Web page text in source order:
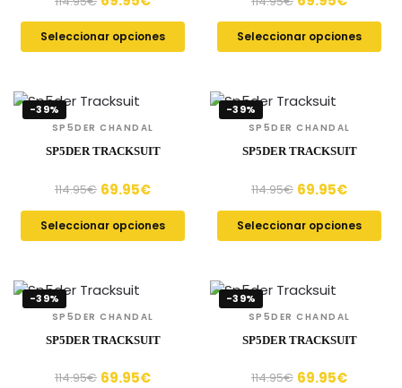
Seleccionar opciones Seleccionar opciones
-39%
SP5DER CHANDAL
SP5DER TRACKSUIT
114.95€ 69.95€
Seleccionar opciones
-39%
SP5DER CHANDAL
SP5DER TRACKSUIT
114.95€ 69.95€
Seleccionar opciones
-39%
SP5DER CHANDAL
SP5DER TRACKSUIT
114.95€ 69.95€
-39%
SP5DER CHANDAL
SP5DER TRACKSUIT
114.95€ 69.95€